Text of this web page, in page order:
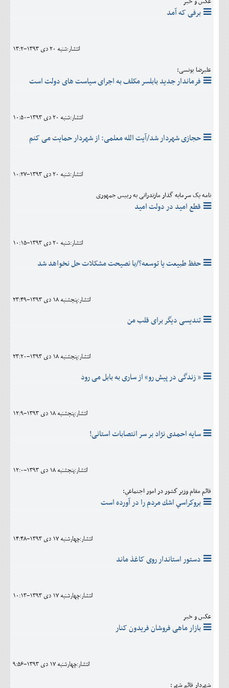
برفی که آمد
انتشار:شنبه 20 دی 1393-13:2
علیرضا یونسی:
فرماندار جدید بابلسر مکلف به اجرای سیاست های دولت است
انتشار:شنبه 20 دی 1393-10:50
حجازی شهردار شد/آیت الله معلمی: از شهردار حمایت می کنم
انتشار:شنبه 20 دی 1393-10:27
نامه یک سرمایه گذار مازندرانی به رییس جمهوری
قطع امید در دولت امید
انتشار:شنبه 20 دی 1393-10:15
حفظ طبیعت یا توسعه؟/با نصیحت مشکلات حل نخواهد شد
انتشار:پنجشنبه 18 دی 1393-23:49
تندیسی دیگر برای قلب من
انتشار:پنجشنبه 18 دی 1393-23:20
« زندگی در پیش رو» از ساری به بابل می رود
انتشار:پنجشنبه 18 دی 1393-12:9
سایه احمدی نژاد بر سر انتصابات استانی!
انتشار:پنجشنبه 18 دی 1393-12:0
قائم مقام وزير كشور در امور اجتماعي:
بروكراسي اشك مردم را در آورده است
انتشار:چهارشنبه 17 دی 1393-14:48
دستور استاندار روی کاغذ ماند
انتشار:چهارشنبه 17 دی 1393-10:13
عکس و خبر
بازار ماهی فروشان فریدون کنار
انتشار:چهارشنبه 17 دی 1393-9:56
شهردار قائم شهر: